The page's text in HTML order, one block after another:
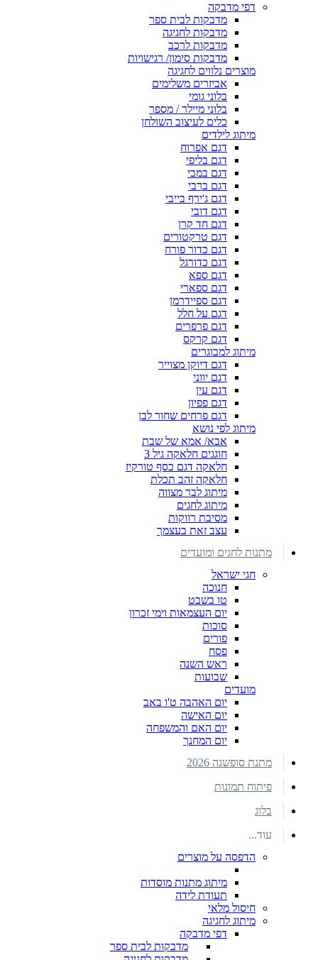
דפי מדבקה
מדבקות לבית ספר
מדבקות לחגיגה
מדבקות לרכב
מדבקות סימון/ רגישויות
מוצרים נלווים לחגיגה
אביזרים משלימים
בלוני גומי
בלוני מיילר / מספר
כלים לעיצוב השולחן
מיתוג לילדים
דגם אפרוח
דגם בליפי
דגם במבי
דגם ברבי
דגם ג'ירף בייבי
דגם דובי
דגם חד קרן
דגם טרקטורים
דגם כדור פורח
דגם כדורגל
דגם ספא
דגם ספארי
דגם ספיידרמן
דגם על חלל
דגם פרפרים
דגם קרקס
מיתוג למבוגרים
דגם דיוקן מצוייר
דגם יווני
דגם עין
דגם פפיון
דגם פרחים שחור לבן
מיתוג לפי נושא
אבא/ אמא של שבת
חוגגים חלאקה גיל 3
חלאקה דגם כסף טורקיז
חלאקה זהב תכלת
מיתוג לבר מצווה
מיתוג לחגים
מסיבת רווקות
עצב זאת בעצמך
מתנות לחגים ומועדים
חגי ישראל
חנוכה
טו בשבט
יום העצמאות וימי זכרון
סוכות
פורים
פסח
ראש השנה
שבועות
מועדים
יום האהבה ט'ו באב
יום האישה
יום האם והמשפחה
יום המחנך
מתנת סופשנה 2026
פיתוח תמונות
בלוג
עוד...
הדפסה על מוצרים
מיתוג מתנות מוסדות
תעודת לידה
חיסול מלאי
מיתוג לחגיגה
דפי מדבקה
מדבקות לבית ספר